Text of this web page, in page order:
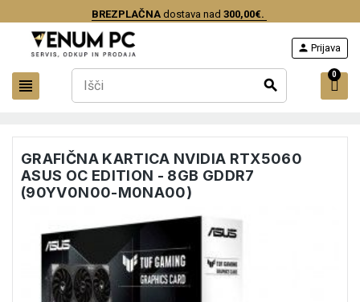
BREZPLAČNAdostava nad 300,00€.
view_headline search
person Prijava
0
GRAFIČNA KARTICA NVIDIA RTX5060
ASUS OC EDITION - 8GB GDDR7
(90YV0N00-M0NA00)